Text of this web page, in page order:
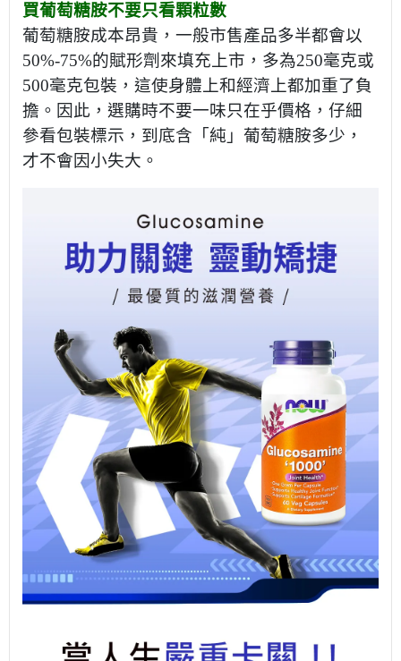
買葡萄糖胺不要只看顆粒數
葡萄糖胺成本昂貴，一般市售產品多半都會以
50%-75%的賦形劑來填充上市，多為250毫克或
500毫克包裝，這使身體上和經濟上都加重了負
擔。因此，選購時不要一味只在乎價格，仔細
參看包裝標示，到底含「純」葡萄糖胺多少，
才不會因小失大。